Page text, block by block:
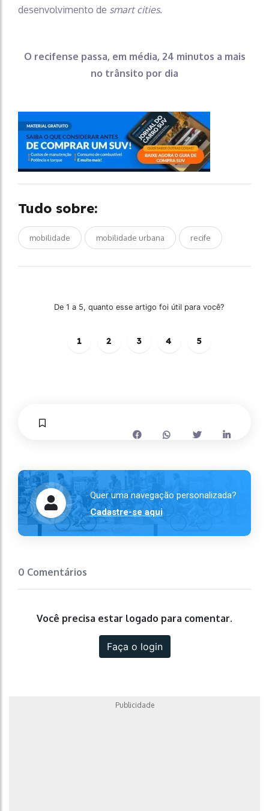
desenvolvimento de smart cities.
O recifense passa, em média, 24 minutos a mais
no trânsito por dia
Tudo sobre:
mobilidade mobilidade urbana recife
De 1 a 5, quanto esse artigo foi útil para você?
1 2 3 4 5
Quer uma navegação personalizada?
Cadastre-se aqui
0 Comentários
Você precisa estar logado para comentar.
Faça o login
Publicidade